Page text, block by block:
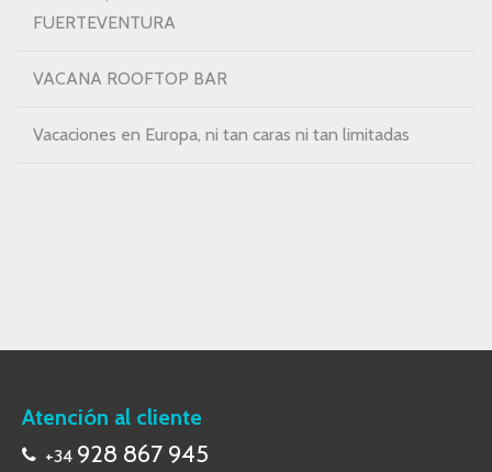
FUERTEVENTURA
VACANA ROOFTOP BAR
Vacaciones en Europa, ni tan caras ni tan limitadas
Atención al cliente
+34 928 867 945